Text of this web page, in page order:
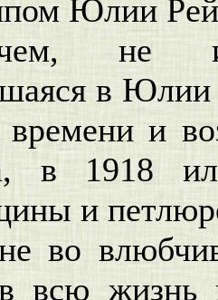
Юлии
не
в Юлии
времени и
в 1918
и
во
всю